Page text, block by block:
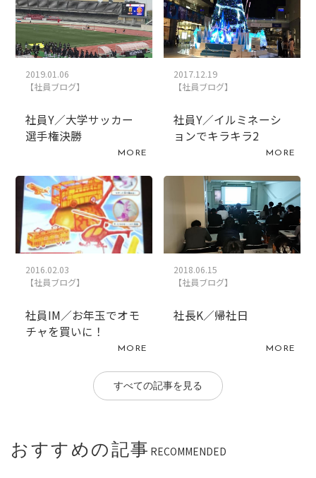
2019.01.06
【社員ブログ】
社員Y／大学サッカー
選手権決勝
MORE
2017.12.19
【社員ブログ】
社員Y／イルミネーシ
ョンでキラキラ2
MORE
2016.02.03
【社員ブログ】
社員IM／お年玉でオモ
チャを買いに！
MORE
2018.06.15
【社員ブログ】
社長K／帰社日
MORE
すべての記事を見る
おすすめの記事 RECOMMENDED